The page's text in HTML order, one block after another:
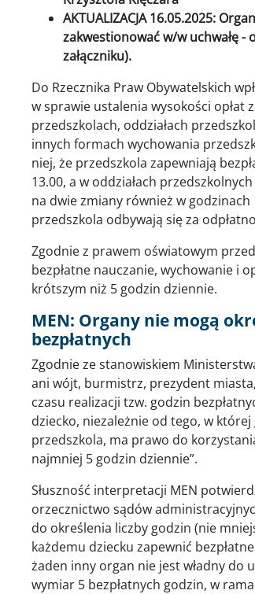
AKTUALIZACJA 16.05.2025:
zakwestionować w/w uchwałę -
załączniku).
Do Rzecznika Praw Obywatelskich
w sprawie ustalenia wysokości opłat
przedszkolach, oddziałach
innych formach wychowania
niej, że przedszkola zapewniają
13.00, a w oddziałach
na dwie zmiany również w godzinach
przedszkola odbywają się za
Zgodnie z prawem oświatowym
bezpłatne nauczanie, wychowanie i
krótszym niż 5 godzin dziennie.
MEN: Organy nie mogą
bezpłatnych
Zgodnie ze stanowiskiem
ani wójt, burmistrz, prezydent
czasu realizacji tzw. godzin
dziecko, niezależnie od tego, w
przedszkola, ma prawo do
najmniej 5 godzin dziennie”.
Słuszność interpretacji MEN
orzecznictwo sądów
do określenia liczby godzin (nie
każdemu dziecku zapewnić
żaden inny organ nie jest władny do
wymiar 5 bezpłatnych godzin, w